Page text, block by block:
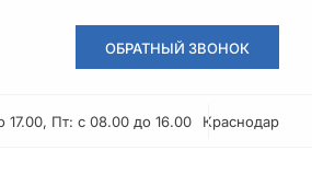
ОБРАТНЫЙ ЗВОНОК
17.00, Пт: с 08.00 до 16.00 Краснодар